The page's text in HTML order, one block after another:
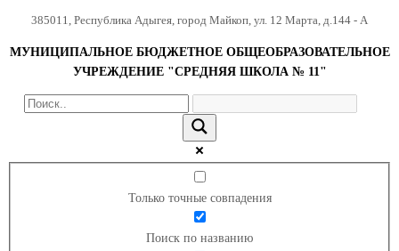
385011, Республика Адыгея, город Майкоп, ул. 12 Марта, д.144 - А
МУНИЦИПАЛЬНОЕ БЮДЖЕТНОЕ ОБЩЕОБРАЗОВАТЕЛЬНОЕ
УЧРЕЖДЕНИЕ "СРЕДНЯЯ ШКОЛА № 11"
Только точные совпадения
Поиск по названию